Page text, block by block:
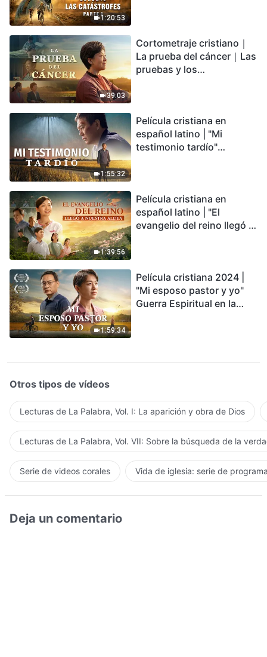
1:20:53
encontrarás refugio?
39:03
Cortometraje cristiano｜
La prueba del cáncer｜Las
pruebas y los
1:55:32
Película cristiana en
español latino | "Mi
testimonio tardío"
conmovedor
1:39:56
Película cristiana en
español latino | "El
evangelio del reino llegó a
1:59:34
Película cristiana 2024 |
"Mi esposo pastor y yo"
Guerra Espiritual en la
Otros tipos de vídeos
Lecturas de La Palabra, Vol. I: La aparición y obra de Dios
Lecturas de La Palabra, Vol. VII: Sobre la búsqueda de la
Serie de videos corales Vida de iglesia: serie de
Deja un comentario